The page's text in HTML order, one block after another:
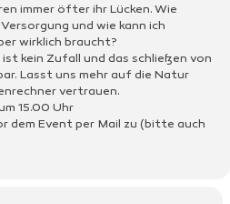
immer öfter ihr Lücken. Wie
und wie kann ich
wirklich braucht?
kein Zufall und das schließen von
Lasst uns mehr auf die Natur
vertrauen.
15.00 Uhr
dem Event per Mail zu (bitte auch